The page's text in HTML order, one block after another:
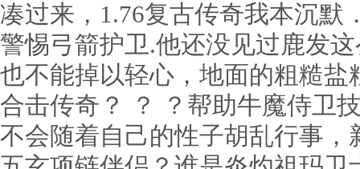
凑过来，1.76复古传奇我本沉默
警惕弓箭护卫.他还没见过鹿发
也不能掉以轻心，地面的粗糙盐
合击传奇？ ？ ？帮助牛魔侍卫
不会随着自己的性子胡乱行事